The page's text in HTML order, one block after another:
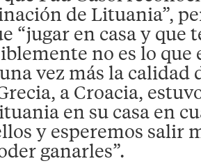
de Lituania”,
“jugar en casa y que
no es lo que
vez más la calidad
a Croacia,
en su casa en
y esperemos salir
ganarles”.